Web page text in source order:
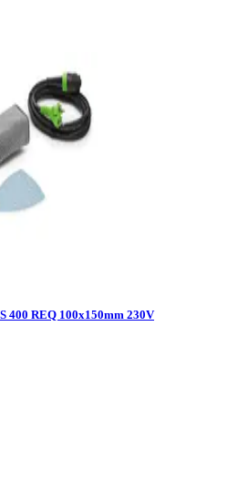
400 REQ 100x150mm 230V